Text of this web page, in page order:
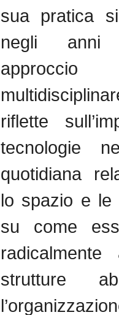
sua pratica
negli
approccio
riflette
tecnologie
quotidiana
lo spazio e le
su come
strutture